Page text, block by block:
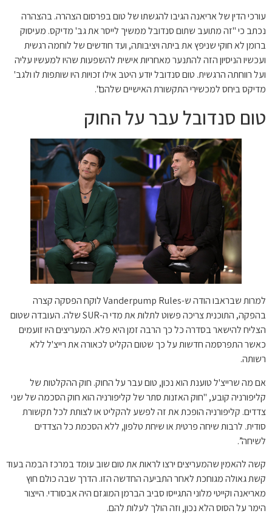
עורכי הדין של אריאנה הגיבו להגשתו של טום בפרסום הצהרה. בהצהרה
נכתב כי "זה מתועב שתום סנדובל ממשיך לייסר את גב' מדיקס. מעיסוק
ברומן לא חוקי שניפץ את ביתה ויציבותה, ועד חודשים של לוחמה רגשית
ועכשיו הניסיון הזה להתנער מאחריות אישית להשפעות שהיו למעשיו עליה
ועל רווחתה הרגשית. טום סנדובל יודע היטב אילו זכויות היו שותפות לו ולגב'
מדיקס ביחס למכשירי התקשורת האישיים שלהם".
טום סנדובל עבר על החוק
למרות שבראבו הודה ש-Vanderpump Rules לוקח הפסקה קצרה
בהפקה, התוכנית צריכה פשוט לתלות את מדי ה-SUR שלה. העובדה שטום
הצליח להישאר בסדרה כל כך הרבה זמן היא פלא. המעריצים היו זועמים
כאשר התפרסמה חדשות על כך שטום הקליט לכאורה את רייצ'ל ללא
רשותה.
אם מה שרייצ'ל טוענת הוא נכון, טום עבר על החוק. חוק ההקלטות של
קליפורניה קובע, "חוק האזנות סתר של קליפורניה הוא חוק הסכמה של שני
צדדים. קליפורניה הופכת את זה לפשע להקליט או לצותת לכל תקשורת
סודית. לרבות שיחה פרטית או שיחת טלפון, ללא הסכמת כל הצדדים
לשיחה”.
קשה להאמין שהמעריצים ירצו לראות את טום שוב עומד במרכז הבמה בעוד
קשת גאולה מגוחכת לאחר התביעה החדשה הזו. הדרך שבה כולם חוץ
מאריאנה וקייטי מלוני התגייסו סביב הברמן המוגזם היה אבסורדי. הייצור
הימר על הסוס הלא נכון, וזה הולך לעלות להם.